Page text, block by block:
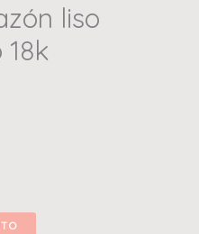
liso